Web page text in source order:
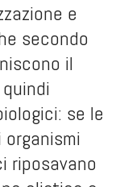
e
secondo
il
se le
riposavano